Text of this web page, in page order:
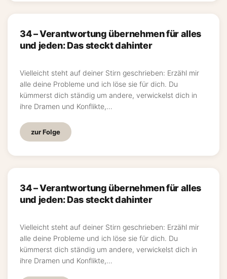
34 – Verantwortung übernehmen für alles
und jeden: Das steckt dahinter
Vielleicht steht auf deiner Stirn geschrieben: Erzähl mir
alle deine Probleme und ich löse sie für dich. Du
kümmerst dich ständig um andere, verwickelst dich in
ihre Dramen und Konflikte,…
zur Folge
34 – Verantwortung übernehmen für alles
und jeden: Das steckt dahinter
Vielleicht steht auf deiner Stirn geschrieben: Erzähl mir
alle deine Probleme und ich löse sie für dich. Du
kümmerst dich ständig um andere, verwickelst dich in
ihre Dramen und Konflikte,…